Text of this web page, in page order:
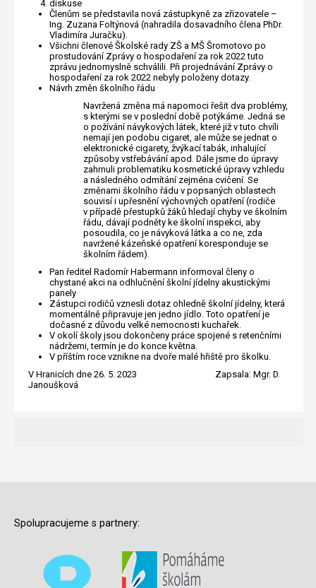
diskuse
Členům se představila nová zástupkyně za zřizovatele –
Ing. Zuzana Foltýnová (nahradila dosavadního člena PhDr.
Vladimíra Juračku).
Všichni členové Školské rady ZŠ a MŠ Šromotovo po
prostudování Zprávy o hospodaření za rok 2022 tuto
zprávu jednomyslně schválili. Při projednávání Zprávy o
hospodaření za rok 2022 nebyly položeny dotazy.
Návrh změn školního řádu
Navržená změna má napomoci řešit dva problémy,
s kterými se v poslední době potýkáme. Jedná se
o požívání návykových látek, které již v tuto chvíli
nemají jen podobu cigaret, ale může se jednat o
elektronické cigarety, žvýkací tabák, inhalující
způsoby vstřebávání apod. Dále jsme do úpravy
zahrnuli problematiku kosmetické úpravy vzhledu
a následného odmítání zejména cvičení. Se
změnami školního řádu v popsaných oblastech
souvisí i upřesnění výchovných opatření (rodiče
v případě přestupků žáků hledají chyby ve školním
řádu, dávají podněty ke školní inspekci, aby
posoudila, co je návyková látka a co ne, zda
navržené kázeňské opatření koresponduje se
školním řádem).
Pan ředitel Radomír Habermann informoval členy o
chystané akci na odhlučnění školní jídelny akustickými
panely
Zástupci rodičů vznesli dotaz ohledně školní jídelny, která
momentálně připravuje jen jedno jídlo. Toto opatření je
dočasné z důvodu velké nemocnosti kuchařek.
V okolí školy jsou dokončeny práce spojené s retenčními
nádržemi, termín je do konce května.
V příštím roce vznikne na dvoře malé hřiště pro školku.
V Hranicích dne 26. 5. 2023 Zapsala: Mgr. D.
Janoušková
Spolupracujeme s partnery: